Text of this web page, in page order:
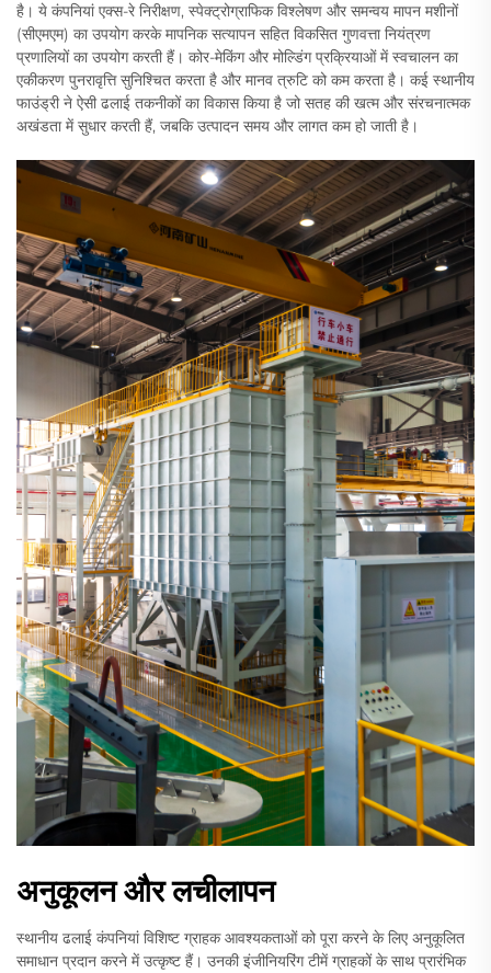
है। ये कंपनियां एक्स-रे निरीक्षण, स्पेक्ट्रोग्राफिक विश्लेषण और समन्वय मापन मशीनों
(सीएमएम) का उपयोग करके मापनिक सत्यापन सहित विकसित गुणवत्ता नियंत्रण
प्रणालियों का उपयोग करती हैं। कोर-मेकिंग और मोल्डिंग प्रक्रियाओं में स्वचालन का
एकीकरण पुनरावृत्ति सुनिश्चित करता है और मानव त्रुटि को कम करता है। कई स्थानीय
फाउंड्री ने ऐसी ढलाई तकनीकों का विकास किया है जो सतह की खत्म और संरचनात्मक
अखंडता में सुधार करती हैं, जबकि उत्पादन समय और लागत कम हो जाती है।
अनुकूलन और लचीलापन
स्थानीय ढलाई कंपनियां विशिष्ट ग्राहक आवश्यकताओं को पूरा करने के लिए अनुकूलित
समाधान प्रदान करने में उत्कृष्ट हैं। उनकी इंजीनियरिंग टीमें ग्राहकों के साथ प्रारंभिक